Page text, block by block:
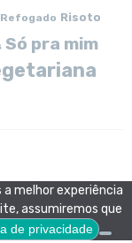
Refogado Risoto
Só pra mim
melhor experiência
assumiremos que
de privacidade